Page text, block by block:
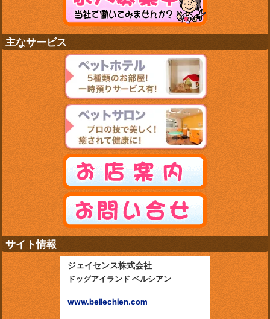
主なサービス
サイト情報
ジェイセンス株式会社
ドッグアイランド ベルシアン
www.bellechien.com